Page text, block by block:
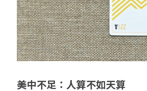
美中不足：人算不如天算